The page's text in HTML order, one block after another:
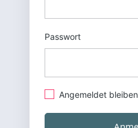
Passwort
Angemeldet bleiben